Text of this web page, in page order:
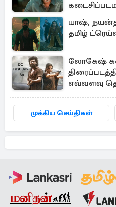
நாள் பாக்ஸ்
யாஷ்,
தமிழ்
லோகேஷ்
எவ்வளவு
முக்கிய செய்திகள்